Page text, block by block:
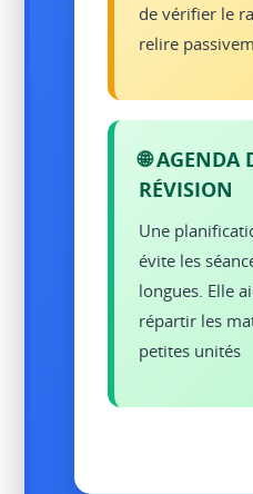
de vérifier le
relire
🌐 AGENDA
RÉVISION
Une
évite les
longues. Elle
répartir les
petites unités